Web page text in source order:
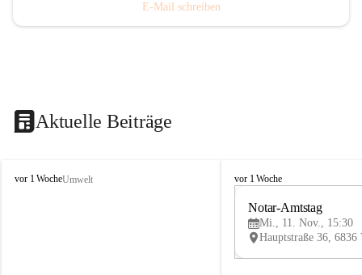
E-Mail schreiben
Aktuelle Beiträge
V
vor 1 WocheUmwelt
V
vor 1 Woche
Notar-Amtstag
Mi., 11. Nov., 15:30